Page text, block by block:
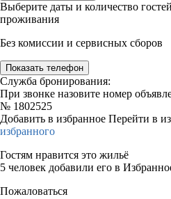
Выберите даты и количество
проживания
Без комиссии и сервисных сборов
Показать телефон
Служба бронирования:
При звонке назовите номер
№ 1802525
Добавить в избранное Перейти в
избранного
Гостям нравится это жильё
5 человек добавили его в
Пожаловаться